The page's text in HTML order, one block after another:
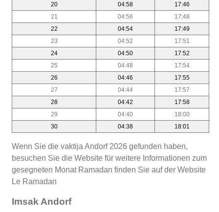
20
04:58
17:46
21
04:56
17:48
22
04:54
17:49
23
04:52
17:51
24
04:50
17:52
25
04:48
17:54
26
04:46
17:55
27
04:44
17:57
28
04:42
17:58
29
04:40
18:00
30
04:38 18:01
Wenn Sie die vaktija Andorf 2026 gefunden haben,
besuchen Sie die Website für weitere Informationen zum
gesegneten Monat Ramadan finden Sie auf der Website
Le Ramadan
Imsak Andorf